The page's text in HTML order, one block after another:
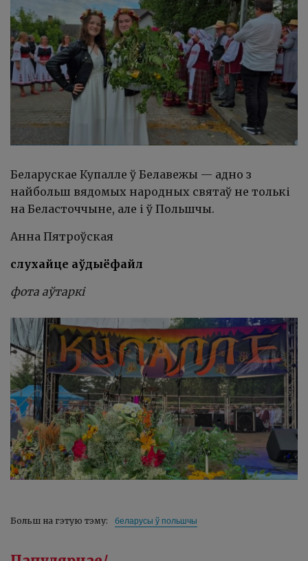
Беларускае Купалле ў Белавежы — адно з
найбольш вядомых народных святаў не толькі
на Беласточчыне, але і ў Польшчы.
Анна Пятроўская
слухайце аўдыёфайл
фота аўтаркі
Больш на гэтую тэму: беларусы ў польшчы